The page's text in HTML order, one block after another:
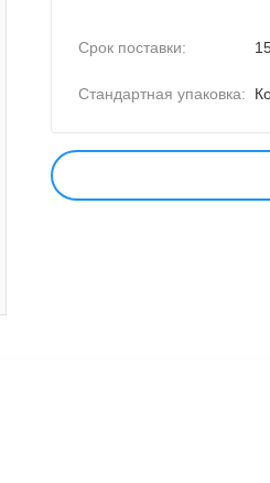
Срок поставки:
Стандартная упаковка: